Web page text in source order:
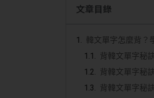
文章目錄
韓文單字怎麼背？
背韓文單字秘
背韓文單字秘
背韓文單字秘